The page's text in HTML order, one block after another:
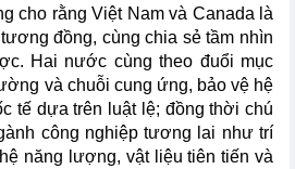
cho rằng Việt Nam và Canada là
đồng, cùng chia sẻ tầm nhìn
Hai nước cùng theo đuổi mục
và chuỗi cung ứng, bảo vệ hệ
tế dựa trên luật lệ; đồng thời chú
công nghiệp tương lai như trí
năng lượng, vật liệu tiên tiến và